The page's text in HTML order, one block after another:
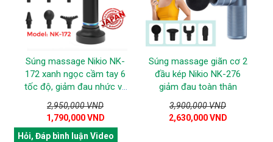
Súng massage Nikio NK-
172 xanh ngọc cầm tay 6
tốc độ, giảm đau nhức và
giãn cơ nhanh chóng
2,950,000 VND
1,790,000 VND
Súng massage giãn cơ 2
đầu kép Nikio NK-276
giảm đau toàn thân
3,900,000 VND
2,630,000 VND
Hỏi, Đáp bình luận Video